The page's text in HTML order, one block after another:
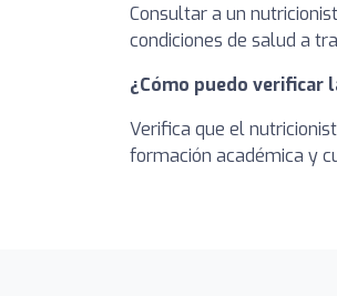
Consultar a un
condiciones de salud a
¿Cómo puedo verificar
Verifica que el
formación académica y